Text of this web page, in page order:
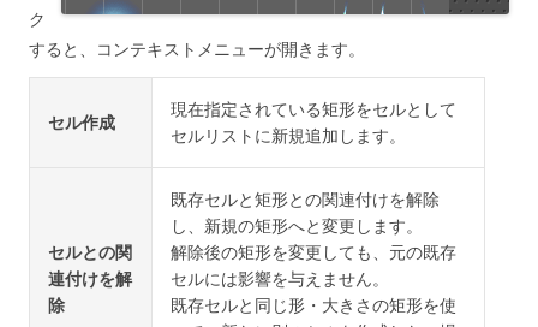
ク
すると、コンテキストメニューが開きます。
セル作成
現在指定されている矩形をセルとして
セルリストに新規追加します。
セルとの関
連付けを解
除
既存セルと矩形との関連付けを解除
し、新規の矩形へと変更します。
解除後の矩形を変更しても、元の既存
セルには影響を与えません。
既存セルと同じ形・大きさの矩形を使